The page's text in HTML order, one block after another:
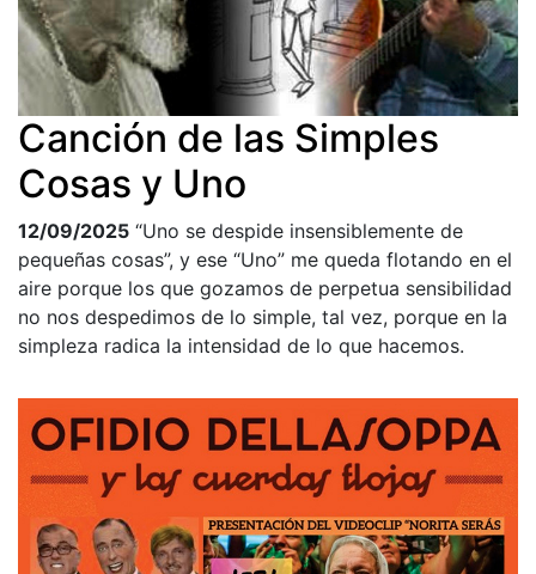
Canción de las Simples
Cosas y Uno
12/09/2025 “Uno se despide insensiblemente de
pequeñas cosas”, y ese “Uno” me queda flotando en el
aire porque los que gozamos de perpetua sensibilidad
no nos despedimos de lo simple, tal vez, porque en la
simpleza radica la intensidad de lo que hacemos.